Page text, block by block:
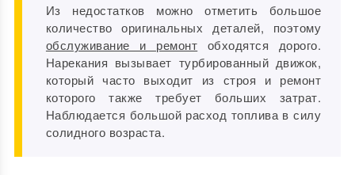
Из недостатков можно отметить большое
количество оригинальных деталей, поэтому
обслуживание и ремонт обходятся дорого.
Нарекания вызывает турбированный движок,
который часто выходит из строя и ремонт
которого также требует больших затрат.
Наблюдается большой расход топлива в силу
солидного возраста.